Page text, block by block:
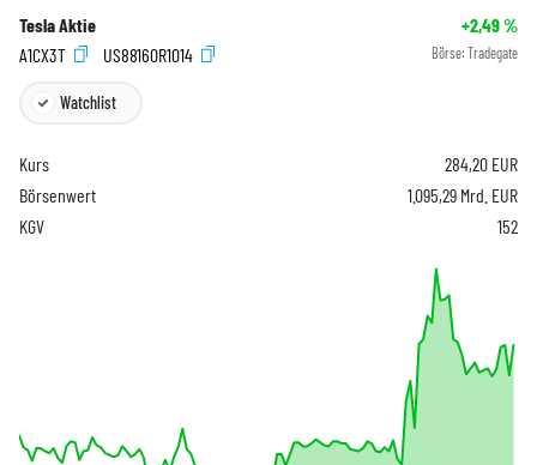
Tesla Aktie +2,49%
A1CX3T
US88160R1014 Börse: Tradegate
Watchlist
Kurs 284,20 EUR
Börsenwert
1.095,29 Mrd. EUR
KGV
152